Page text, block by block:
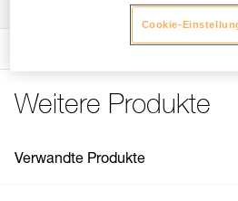
Zugrundeliegende Spezifikationen
Gewicht : 10 g
Garantie : 3 Jahre
Referenz : C042AA01
Das PDF herunterladen technical-
Pflegeempfehlungen für Ihre
Häufige Fragen
Weitere Produkte
Verwandte Produkte
Cookie-